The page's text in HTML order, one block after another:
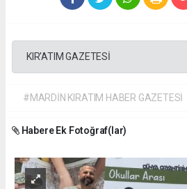
KIR'ATIM GAZETESİ
#MARDİN KIRATIM HABER GAZETESİ
Habere Ek Fotoğraf(lar)